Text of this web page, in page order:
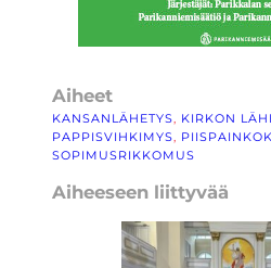
Aiheet
KANSANLÄHETYS KIRKON
PAPPISVIHKIMYS
SOPIMUSRIKKOMUS
Aiheeseen liittyvää